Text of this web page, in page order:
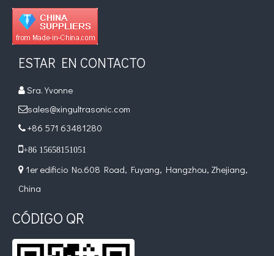
La aplicación de la ultrasónica en la industria de la costura refleja
ESTAR EN CONTACTO
 Sra. Yvonne
sales@xingultrasonic.com
 +86 571 63481280
+86 15658151051
 1er edificio No.608 Road, Fuyang, Hangzhou, Zhejiang,
China
CÓDIGO QR